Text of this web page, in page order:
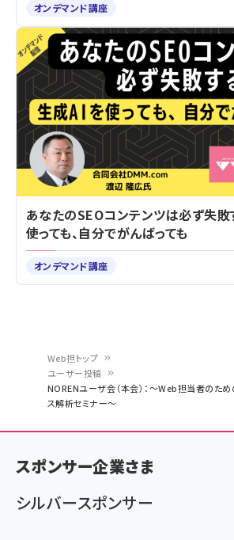
く
ず
Web担トップ
ユーザー投稿
NORENユーザ会（本会）：～Web担当者のた
ス解析セミナー～
オンデマンド講座
あなたのSEOコンテンツは必ず失敗
使っても、自分でがんばっても
オンデマンド講座
スポンサー企業さま
シルバースポンサー